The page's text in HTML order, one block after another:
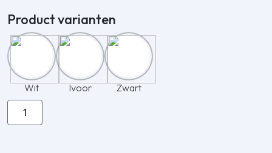
Product varianten
Wit Ivoor
Zwart
Inaba
Denko